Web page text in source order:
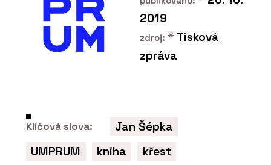
Návštěvnické centrum
pivovaru Bernard zve na
pivo i kvalitní interiér
2019
zdroj: * Tisková
zpráva
Klíčová slova:
Jan Šépka
UMPRUM
kniha křest